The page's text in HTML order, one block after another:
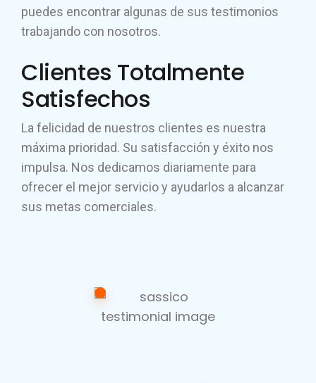
puedes encontrar algunas de sus testimonios
trabajando con nosotros.
Clientes Totalmente
Satisfechos
La felicidad de nuestros clientes es nuestra
máxima prioridad. Su satisfacción y éxito nos
impulsa. Nos dedicamos diariamente para
ofrecer el mejor servicio y ayudarlos a alcanzar
sus metas comerciales.